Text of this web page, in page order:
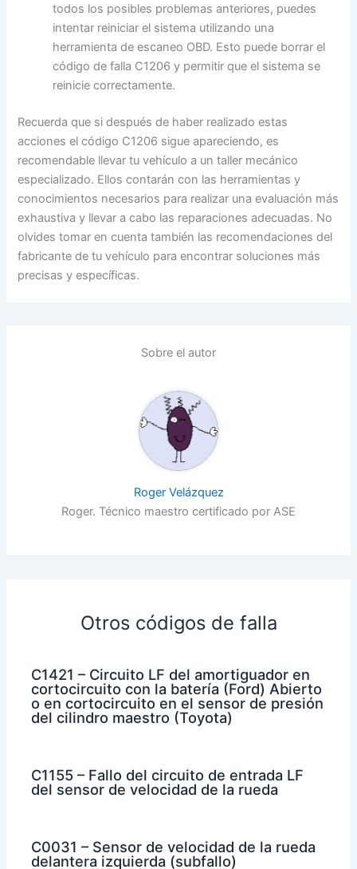
todos los posibles problemas anteriores, puedes
intentar reiniciar el sistema utilizando una
herramienta de escaneo OBD. Esto puede borrar el
código de falla C1206 y permitir que el sistema se
reinicie correctamente.
Recuerda que si después de haber realizado estas
acciones el código C1206 sigue apareciendo, es
recomendable llevar tu vehículo a un taller mecánico
especializado. Ellos contarán con las herramientas y
conocimientos necesarios para realizar una evaluación más
exhaustiva y llevar a cabo las reparaciones adecuadas. No
olvides tomar en cuenta también las recomendaciones del
fabricante de tu vehículo para encontrar soluciones más
precisas y específicas.
Sobre el autor
Roger Velázquez
Roger. Técnico maestro certificado por ASE
Otros códigos de falla
C1421 – Circuito LF del amortiguador en
cortocircuito con la batería (Ford) Abierto
o en cortocircuito en el sensor de presión
del cilindro maestro (Toyota)
C1155 – Fallo del circuito de entrada LF
del sensor de velocidad de la rueda
C0031 – Sensor de velocidad de la rueda
delantera izquierda (subfallo)